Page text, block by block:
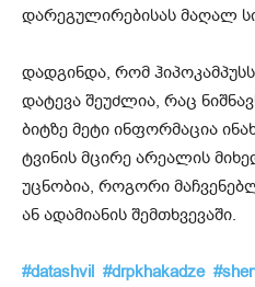
დარეგულირებისას მაღალ
დადგინდა, რომ
დატევა შეუძლია, რაც
ბიტზე მეტი ინფორმაცია
ტვინის მცირე არეალის
უცნობია, როგორი
ან ადამიანის შემთხვევაში.
#datashvil #drpkhakadze